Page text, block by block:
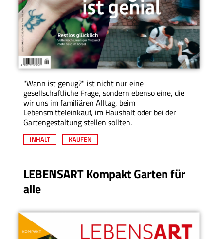
"Wann ist genug?" ist nicht nur eine
gesellschaftliche Frage, sondern ebenso eine, die
wir uns im familiären Alltag, beim
Lebensmitteleinkauf, im Haushalt oder bei der
Gartengestaltung stellen sollten.
INHALT KAUFEN
LEBENSART Kompakt Garten für
alle